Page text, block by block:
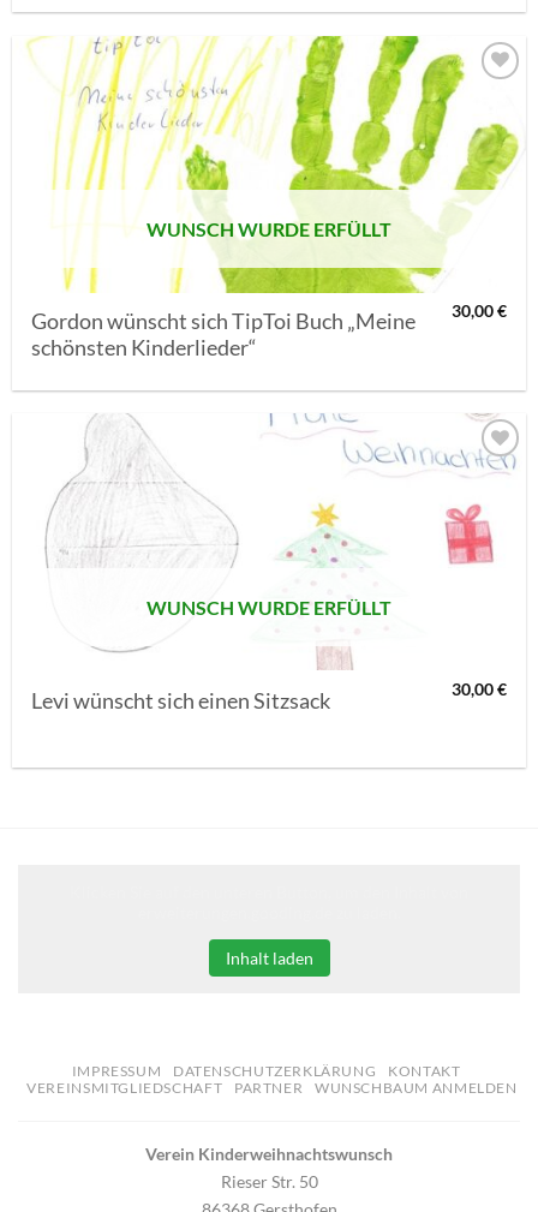
AUF MEINE
MERKLISTE
SETZEN
WUNSCH WURDE ERFÜLLT
Gordon wünscht sich TipToi Buch „Meine
schönsten Kinderlieder“
30,00€
AUF MEINE
SETZEN
WUNSCH WURDE ERFÜLLT
Levi wünscht sich einen Sitzsack 30,00€
Inhalt laden
IMPRESSUM DATENSCHUTZERKLÄRUNG
KONTAKT
VEREINSMITGLIEDSCHAFT
PARTNER WUNSCHBAUM ANMELDEN
Verein Kinderweihnachtswunsch
Rieser Str. 50